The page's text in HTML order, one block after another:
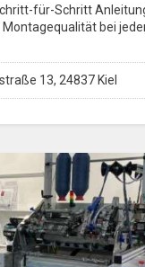
für-Schritt
bei
13, 24837 Kiel